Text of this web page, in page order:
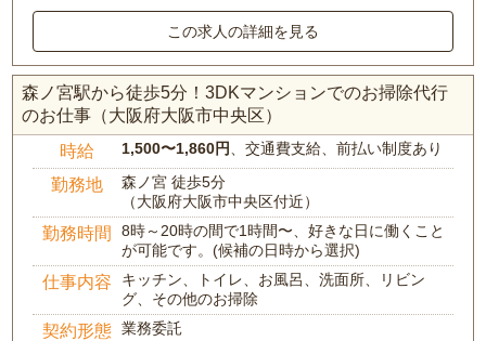
この求人の詳細を見る
森ノ宮駅から徒歩5分！3DKマンションでのお掃除代行
のお仕事（大阪府大阪市中央区）
時給 1,500〜1,860円 、交通費支給、前払い制度あり
勤務地
森ノ宮 徒歩5分
（大阪府大阪市中央区付近）
勤務時間
8時～20時の間で1時間〜、好きな日に働くこと
が可能です。(候補の日時から選択)
仕事内容
キッチン、トイレ、お風呂、洗面所、リビン
グ、その他のお掃除
契約形態 業務委託